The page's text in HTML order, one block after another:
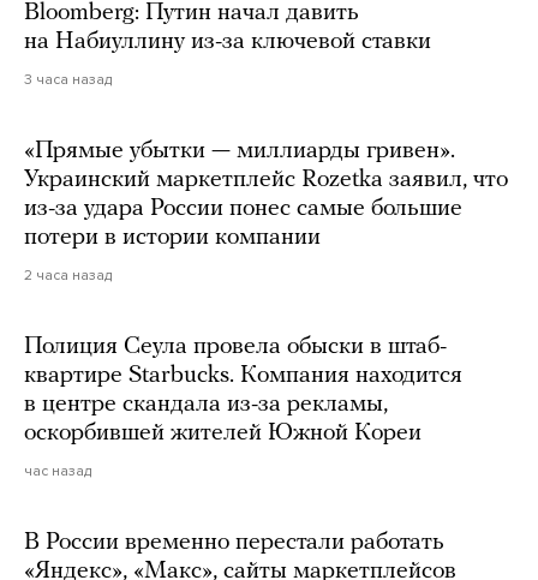
Bloomberg: Путин начал давить
на Набиуллину из-за ключевой ставки
3 часа назад
«Прямые убытки — миллиарды гривен».
Украинский маркетплейс Rozetka заявил, что
из-за удара России понес самые большие
потери в истории компании
2 часа назад
Полиция Сеула провела обыски в штаб-
квартире Starbucks. Компания находится
в центре скандала из-за рекламы,
оскорбившей жителей Южной Кореи
час назад
В России временно перестали работать
«Яндекс», «Макс», сайты маркетплейсов